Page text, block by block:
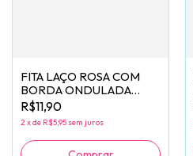
FITA LAÇO ROSA COM
BORDA ONDULADA
(38MM) - 2 METROS
R$11,90
2 xde R$5,95 sem juros